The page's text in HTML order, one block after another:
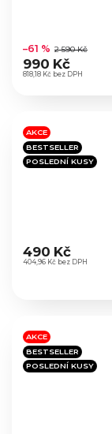
hodnocení
produktu
je
hvězdiček.
818,18 Kč bez DPH
–61 % 2 590 Kč
990 Kč
AKCE
BESTSELLER
POSLEDNÍ KUSY
hodnocení
produktu
hvězdiček.
404,96 Kč bez DPH
490 Kč
AKCE
BESTSELLER
POSLEDNÍ KUSY